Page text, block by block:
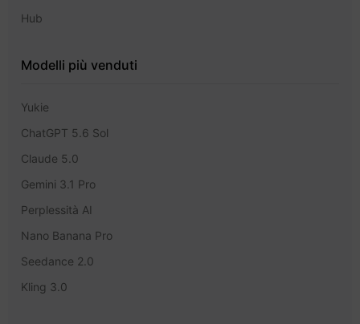
Hub
Modelli più venduti
Yukie
ChatGPT 5.6 Sol
Claude 5.0
Gemini 3.1 Pro
Perplessità AI
Nano Banana Pro
Seedance 2.0
Kling 3.0